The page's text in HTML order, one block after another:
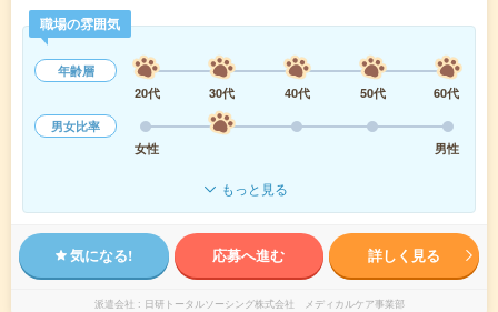
職場の雰囲気
年齢層
20代
30代 40代 50代
60代
男女比率
女性
男性
もっと見る
気になる! 応募へ進む 詳しく見る
派遣会社 日研トータルソーシング株式会社 メディカルケア事業部